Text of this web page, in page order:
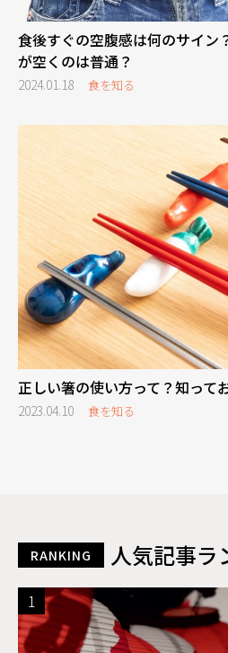
食後すぐの空腹感は何のサイン
が空くのは普通？
2024.01.18 食を知る
正しい箸の使い方って？知って
2023.04.10 食を知る
RANKING 人気記事ラ